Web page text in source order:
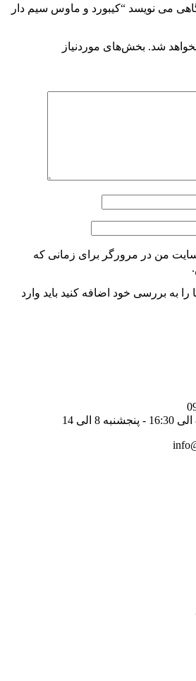
می نویسد “کیبورد و ماوس سیم دار
شد. بخش‌های موردنیاز
من در مرورگر برای زمانی که
را به بررسی خود اضافه کنید باید وارد